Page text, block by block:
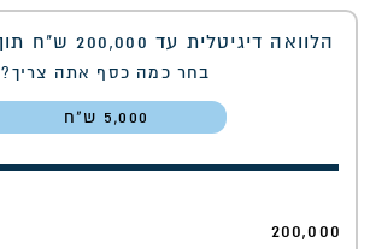
הלוואה דיגיטלית עד 200,000 ש"ח תוך 3 ימי עסקים
בחר כמה כסף אתה צריך?
5,000
200,000